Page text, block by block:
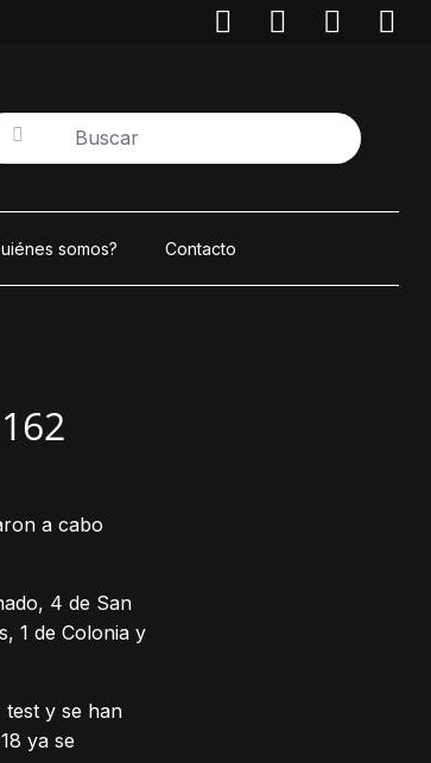
somos? Contacto
a cabo
4 de San
1 de Colonia y
test y se han
ya se